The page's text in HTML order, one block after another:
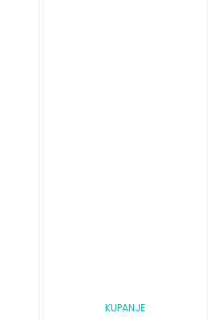
KUPANJE